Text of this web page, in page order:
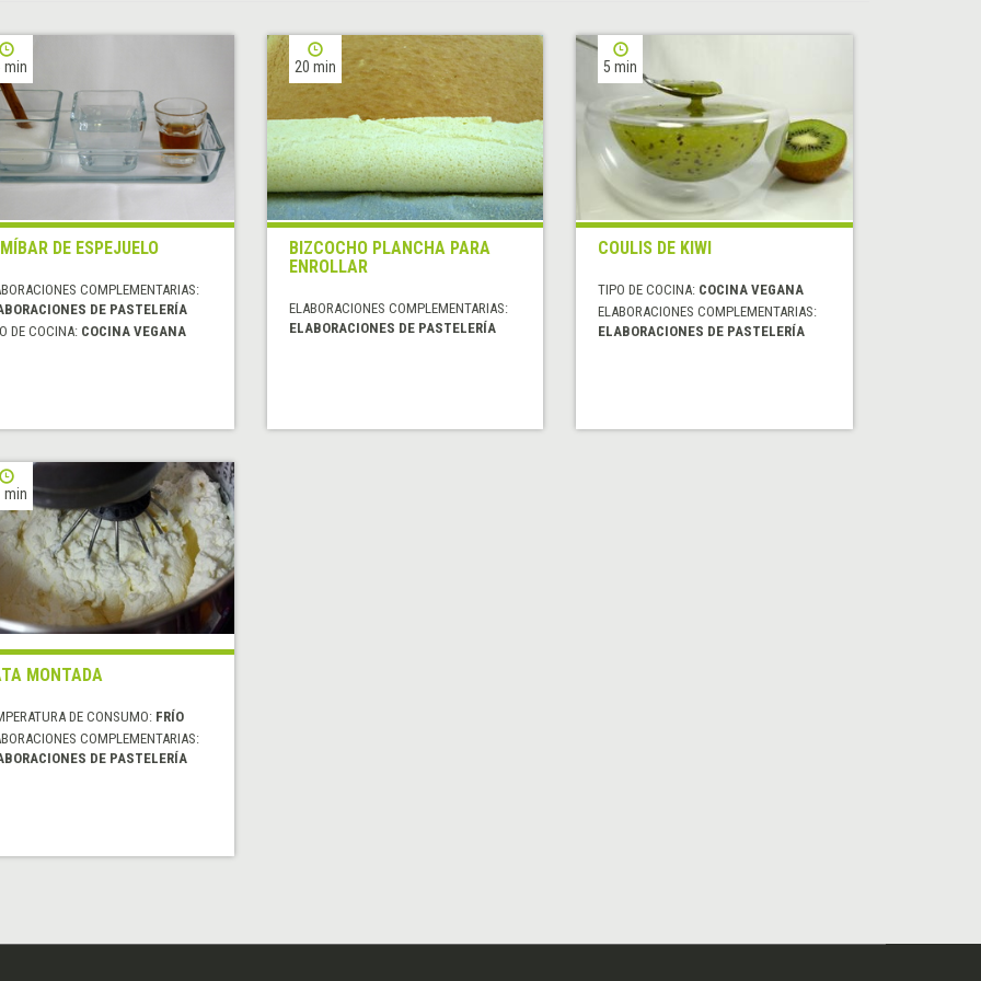
min
DE ESPEJUELO
COMPLEMENTARIAS:
DE PASTELERÍA
DE COCINA: COCINA VEGANA
20 min
BIZCOCHO PLANCHA PARA
ENROLLAR
ELABORACIONES COMPLEMENTARIAS:
ELABORACIONES DE PASTELERÍA
5 min
COULIS DE KIWI
TIPO DE COCINA: COCINA VEGANA
ELABORACIONES COMPLEMENTARIAS:
ELABORACIONES DE PASTELERÍA
min
MONTADA
DE CONSUMO: FRÍO
COMPLEMENTARIAS:
DE PASTELERÍA